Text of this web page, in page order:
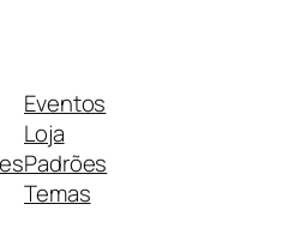
Eventos
Loja
Padrões
Temas